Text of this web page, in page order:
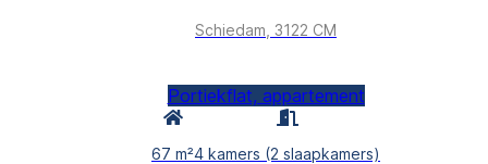
Schiedam, 3122 CM
Portiekflat, appartement
67 m²4 kamers (2 slaapkamers)